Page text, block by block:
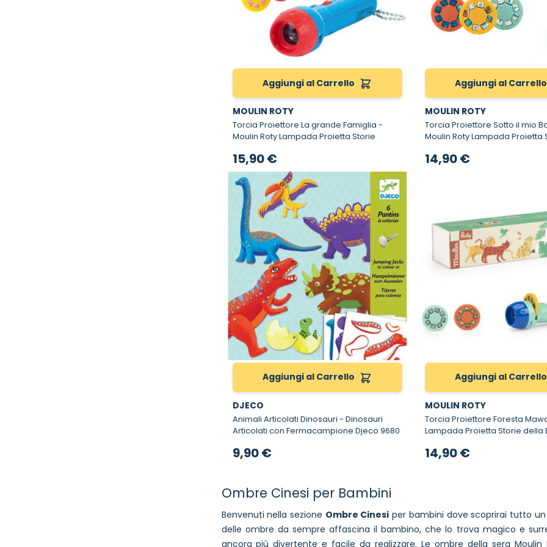
Aggiungi al Carrello
MOULIN ROTY
Torcia Proiettore La grande Famiglia -
Moulin Roty Lampada Proietta Storie
15,90 €
Aggiungi al Carrello
MOULIN ROTY
Torcia Proiettore Sotto il mio
Moulin Roty Lampada Proietta
14,90 €
Aggiungi al Carrello
DJECO
Animali Articolati Dinosauri - Dinosauri
Articolati con Fermacampione Djeco 9680
9,90 €
Aggiungi al Carrello
MOULIN ROTY
Torcia Proiettore Foresta
Lampada Proietta Storie della
14,90 €
Ombre Cinesi per Bambini
Benvenuti nella sezione Ombre Cinesi per bambini dove scoprirai tutto
delle ombre da sempre affascina il bambino, che lo trova magico e
ancora più divertente e facile da realizzare. Le ombre della sera